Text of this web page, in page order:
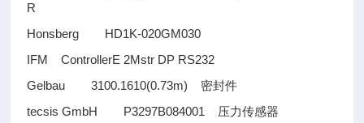
R
Honsberg HD1K-020GM030
IFM ControllerE 2Mstr DP RS232
Gelbau 3100.1610(0.73m) 密封件
tecsis GmbH P3297B084001 压力传感器